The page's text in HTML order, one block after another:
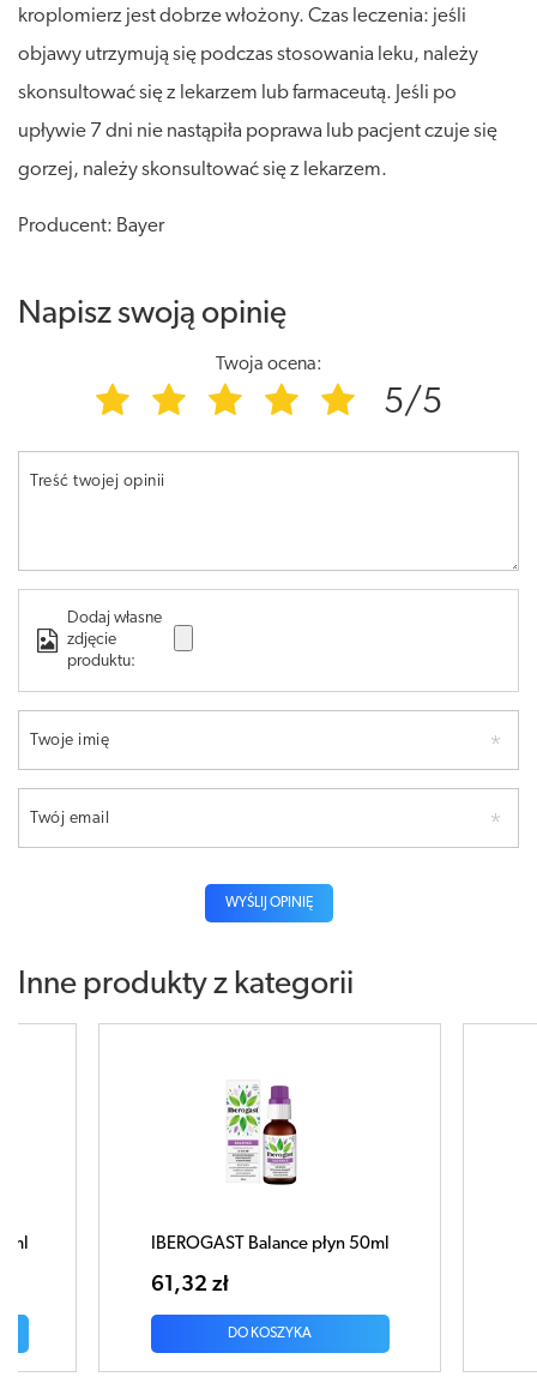
kroplomierz jest dobrze włożony. Czas leczenia: jeśli
objawy utrzymują się podczas stosowania leku, należy
skonsultować się z lekarzem lub farmaceutą. Jeśli po
upływie 7 dni nie nastąpiła poprawa lub pacjent czuje się
gorzej, należy skonsultować się z lekarzem.
Producent: Bayer
Napisz swoją opinię
Twoja ocena:
5/5
Treść twojej opinii
Dodaj własne
zdjęcie
produktu:
Twoje imię
Twój email
WYŚLIJ OPINIĘ
Inne produkty z kategorii
50ml IBEROGAST płyn 20ml
47,04 zł
DO KOSZYKA